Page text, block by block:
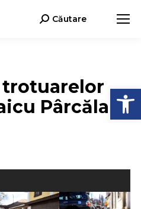
Search:Căutare
trotuarelor
Pârcălab